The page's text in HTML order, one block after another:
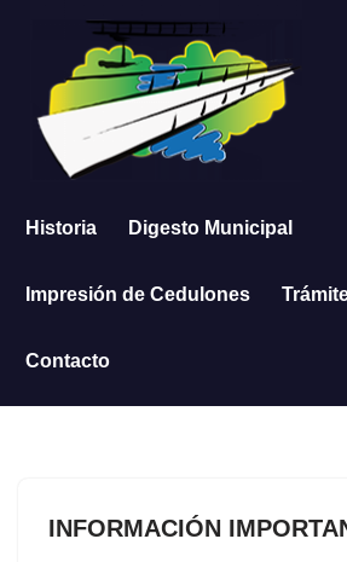
contenido
Historia Digesto Municipal
Impresión de Cedulones
Contacto
INFORMACIÓN